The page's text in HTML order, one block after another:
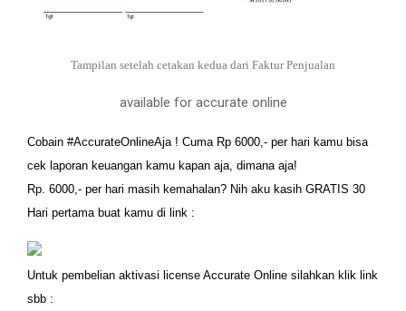
Tampilan setelah cetakan kedua dari Faktur Penjualan
available for accurate online
Cobain #AccurateOnlineAja ! Cuma Rp 6000,- per hari kamu bisa
cek laporan keuangan kamu kapan aja, dimana aja!
Rp. 6000,- per hari masih kemahalan? Nih aku kasih GRATIS 30
Hari pertama buat kamu di link :
Untuk pembelian aktivasi license Accurate Online silahkan klik link
sbb :